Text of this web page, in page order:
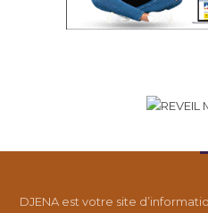
DJENA est votre site